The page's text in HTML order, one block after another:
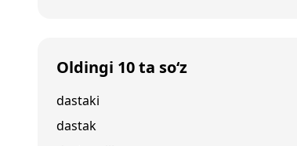
Oldingi 10 ta so‘z
dastaki
dastak